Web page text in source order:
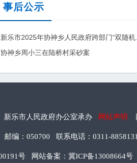
事后公示
新乐市2025年协神乡人民政府跨部门“双随
协神乡周小三在陆桥村采砂案